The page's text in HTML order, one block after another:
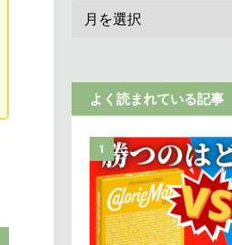
よく読まれている記事
1